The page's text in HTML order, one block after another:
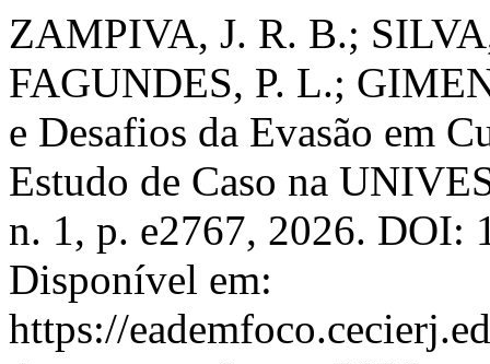
ZAMPIVA, J. R. B.;
FAGUNDES, P. L.;
e Desafios da Evasão em
Estudo de Caso na
n. 1, p. e2767, 2026. DOI:
Disponível em:
https://